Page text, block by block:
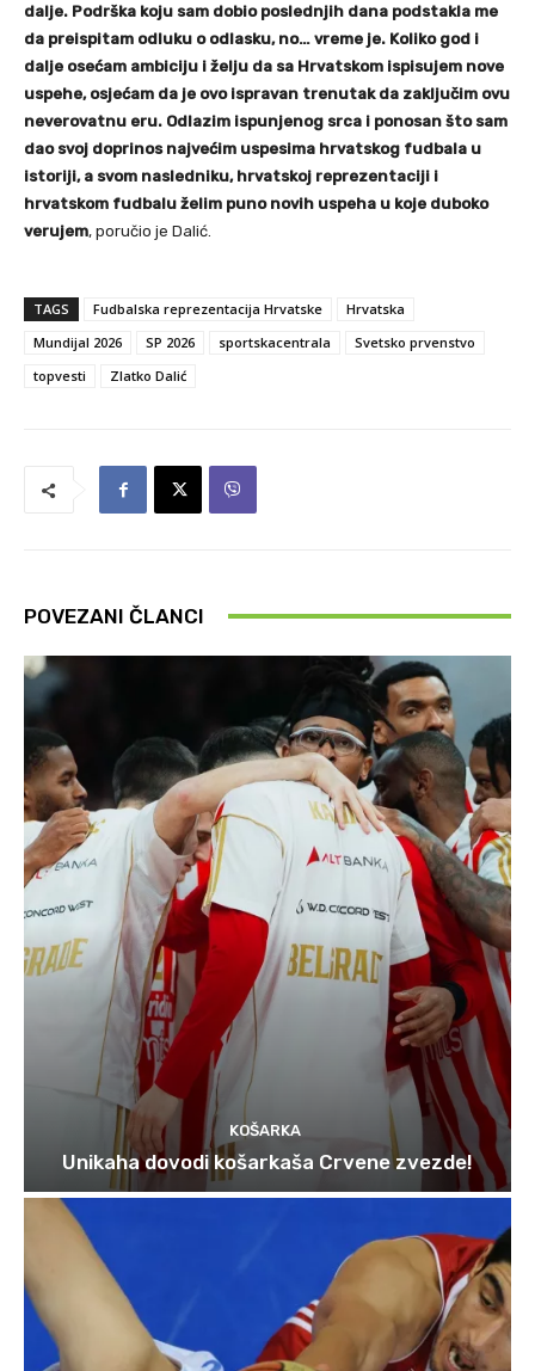
dalje. Podrška koju sam dobio poslednjih dana podstakla me
da preispitam odluku o odlasku, no… vreme je. Koliko god i
dalje osećam ambiciju i želju da sa Hrvatskom ispisujem nove
uspehe, osjećam da je ovo ispravan trenutak da zaključim ovu
neverovatnu eru. Odlazim ispunjenog srca i ponosan što sam
dao svoj doprinos najvećim uspesima hrvatskog fudbala u
istoriji, a svom nasledniku, hrvatskoj reprezentaciji i
hrvatskom fudbalu želim puno novih uspeha u koje duboko
verujem, poručio je Dalić.
TAGS Fudbalska reprezentacija Hrvatske
Hrvatska
Mundijal 2026
SP 2026 sportskacentrala
Svetsko prvenstvo
topvesti
Zlatko Dalić
POVEZANI ČLANCI
KOŠARKA
Unikaha dovodi košarkaša Crvene zvezde!